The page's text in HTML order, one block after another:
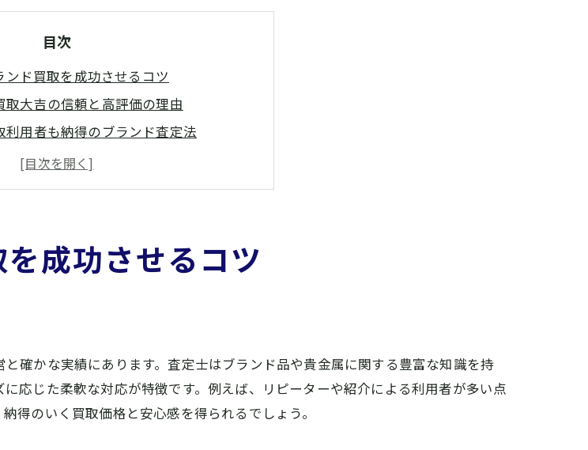
目次
ド買取を成功させるコツ
取大吉の信頼と高評価の理由
利用者も納得のブランド査定法
良県橿原市買取大吉が安心
高く売るなら口コミを活用
失敗しない奈良県橿原市の選び方
なら奈良県橿原市買取大吉が安心
大吉の安心ポイントを解説
評判と奈良県橿原市買取大吉比較
取大吉なら壊れた品も納得買取
強い奈良県橿原市買取大吉の魅力
成功させるコツ
確かな実績にあります。査定士はブランド品や貴金属に関する豊富な知識を持
応じた柔軟な対応が特徴です。例えば、リピーターや紹介による利用者が多い点
得のいく買取価格と安心感を得られるでしょう。